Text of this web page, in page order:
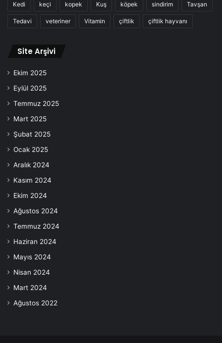
Kedi keçi kopek Kuş köpek sindirim Tavşan
Tedavi veteriner Vitamin çiftlik çiftlik hayvanı
Site Arşivi
Ekim 2025
Eylül 2025
Temmuz 2025
Mart 2025
Şubat 2025
Ocak 2025
Aralık 2024
Kasım 2024
Ekim 2024
Ağustos 2024
Temmuz 2024
Haziran 2024
Mayıs 2024
Nisan 2024
Mart 2024
Ağustos 2022